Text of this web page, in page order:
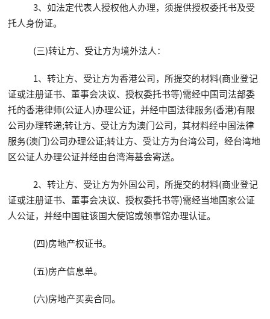
3、如法定代表人授权他人办理，须提供授权委托书及受
托人身份证。
(三)转让方、受让方为境外法人：
1、转让方、受让方为香港公司，所提交的材料(商业登记
证或注册证书、董事会决议、授权委托书等)需经中国司法部委
托的香港律师(公证人)办理公证，并经中国法律服务(香港)有限
公司办理转递;转让方、受让方为澳门公司，其材料经中国法律
服务(澳门)公司办理公证;转让方、受让方为台湾公司，经台湾地
区公证人办理公证并经由台湾海基会寄送。
2、转让方、受让方为外国公司，所提交的材料(商业登记
证或注册证书、董事会决议、授权委托书等)需经当地国家公证
人公证，并经中国驻该国大使馆或领事馆办理认证。
(四)房地产权证书。
(五)房产信息单。
(六)房地产买卖合同。